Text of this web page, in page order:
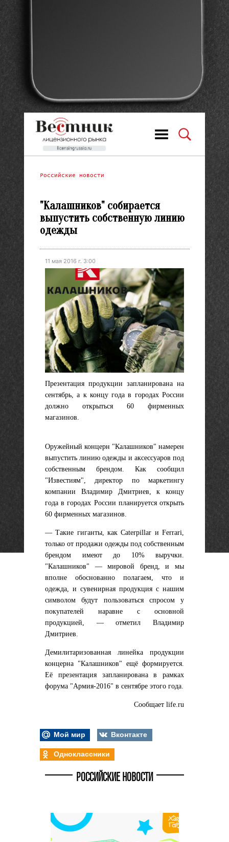
Российские новости
"Калашников" собирается
выпустить собственную линию
одежды
11 мая 2016 г. 3:00
Презентация продукции запланирована на
сентябрь, а к концу года в городах России
должно открыться 60 фирменных
магазинов.
Оружейный концерн "Калашников" намерен
выпустить линию одежды и аксессуаров под
собственным брендом. Как сообщил
"Известиям", директор по маркетингу
компании Владимир Дмитриев, к концу
года в городах России планируется открыть
60 фирменных магазинов.
— Такие гиганты, как Caterpillar и Ferrari,
только от продажи одежды под собственным
брендом имеют до 10% выручки.
"Калашников" — мировой бренд, и мы
вполне обоснованно полагаем, что и
одежда, и сувенирная продукция с нашим
символом будут пользоваться спросом у
покупателей наравне с основной
продукцией, — отметил Владимир
Дмитриев.
Демилитаризованная линейка продукции
концерна "Калашников" ещё формируется.
Её презентация запланирована в рамках
форума "Армия-2016" в сентябре этого года.
Сообщает life.ru
Мой мир
Вконтакте
Одноклассники
РОССИЙСКИЕ НОВОСТИ